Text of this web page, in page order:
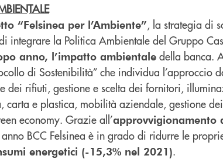
“Felsinea per l’Ambiente”, la strategia di
integrare la Politica Ambientale del Gruppo
anno, l’impatto ambientale della banca.
di Sostenibilità” che individua l’approccio
dei rifiuti, gestione e scelta dei fornitori,
carta e plastica, mobilità aziendale, gestione
economy. Grazie all’approvvigionamento
BCC Felsinea è in grado di ridurre le
energetici (-15,3% nel 2021).